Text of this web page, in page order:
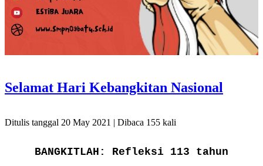
Selamat Hari Kebangkitan Nasional
Ditulis tanggal 20 May 2021 | Dibaca 155 kali
BANGKITLAH: Refleksi 113 tahun